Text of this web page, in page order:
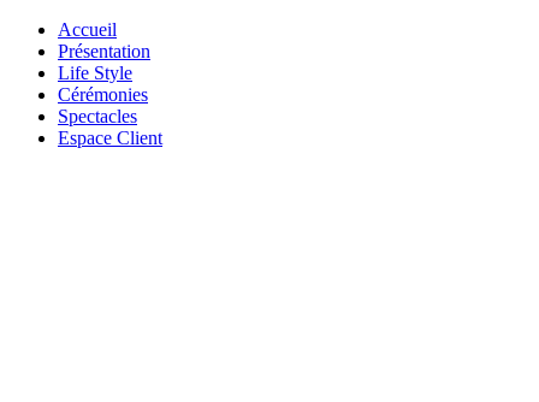
Accueil
Présentation
Life Style
Cérémonies
Spectacles
Espace Client